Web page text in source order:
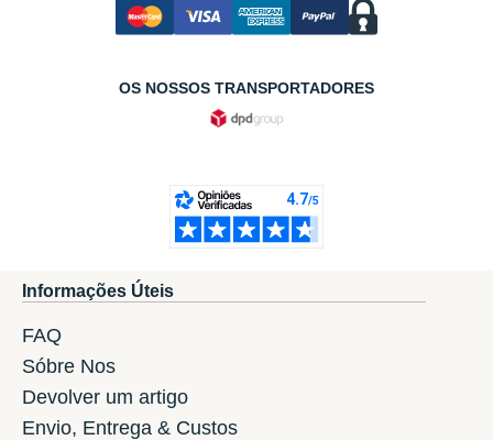
OS NOSSOS TRANSPORTADORES
Informações Úteis
FAQ
Sóbre Nos
Devolver um artigo
Envio, Entrega & Custos